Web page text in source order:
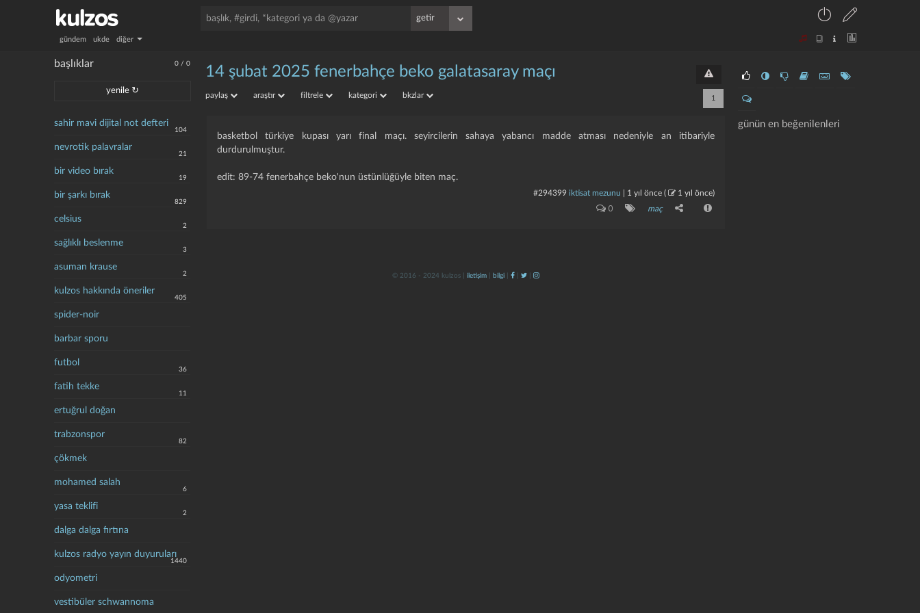
gündem ukde diğer
0 /0
başlıklar
yenile ↻
sahir mavi dijital not defteri
104
nevrotik palavralar
21
bir video bırak
19
bir şarkı bırak
829
celsius
2
sağlıklı beslenme
3
asuman krause
2
kulzos hakkında öneriler
405
spider-noir
barbar sporu
futbol
36
fatih tekke
11
ertuğrul doğan
trabzonspor
82
çökmek
mohamed salah
6
yasa teklifi
2
dalga dalga fırtına
kulzos radyo yayın duyuruları
1440
odyometri
vestibüler schwannoma
günün en beğenilenleri
14 şubat 2025 fenerbahçe beko galatasaray maçı
paylaş araştır filtrele kategori bkzlar 1
basketbol türkiye kupası yarı final maçı. seyircilerin sahaya yabancı madde atması nedeniyle an itibariyle
durdurulmuştur.
edit: 89-74 fenerbahçe beko'nun üstünlüğüyle biten maç.
#294399 iktisat mezunu 1 yıl önce ( 1 yıl önce)
0 maç
© 2016 - 2024 kulzos | iletişim bilgi